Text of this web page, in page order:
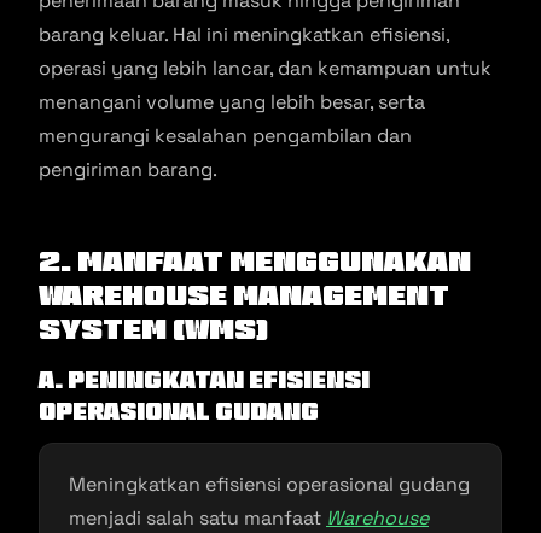
barang keluar. Hal ini meningkatkan efisiensi,
operasi yang lebih lancar, dan kemampuan untuk
menangani volume yang lebih besar, serta
mengurangi kesalahan pengambilan dan
pengiriman barang.
2. Manfaat Menggunakan
Warehouse Management
System (WMS)
a. Peningkatan Efisiensi
Operasional Gudang
Meningkatkan efisiensi operasional gudang
menjadi salah satu manfaat Warehouse